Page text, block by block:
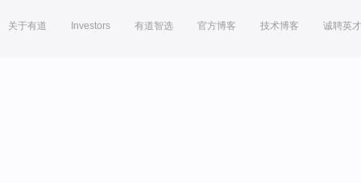
关于有道 Investors 有道智选 官方博客 技术博客 诚聘英才